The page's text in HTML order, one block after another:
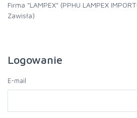
Firma "LAMPEX" (PPHU LAMPEX
Zawisła)
Logowanie
E-mail